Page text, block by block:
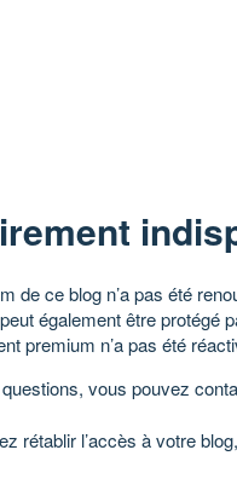
de ce blog n’a pas été
également être protégé
premium n’a pas été
vous pouvez
rétablir l’accès à votre